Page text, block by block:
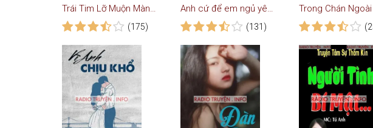
Trái Tim Lỡ Muộn Màng - Truyện Ngôn Tình
(175)
Anh cứ để em ngủ yên nhé
(131)